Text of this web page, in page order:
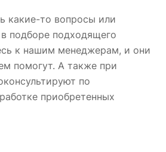
какие-то вопросы или
подборе подходящего
к нашим менеджерам, и они
помогут. А также при
по
приобретенных